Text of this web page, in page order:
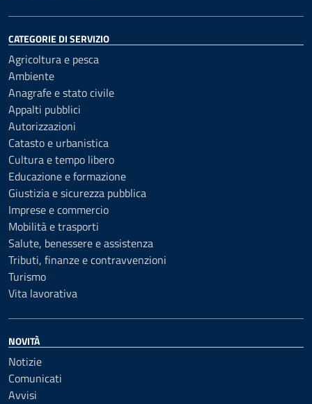
CATEGORIE DI SERVIZIO
Agricoltura e pesca
Ambiente
Anagrafe e stato civile
Appalti pubblici
Autorizzazioni
Catasto e urbanistica
Cultura e tempo libero
Educazione e formazione
Giustizia e sicurezza pubblica
Imprese e commercio
Mobilità e trasporti
Salute, benessere e assistenza
Tributi, finanze e contravvenzioni
Turismo
Vita lavorativa
NOVITÀ
Notizie
Comunicati
Avvisi